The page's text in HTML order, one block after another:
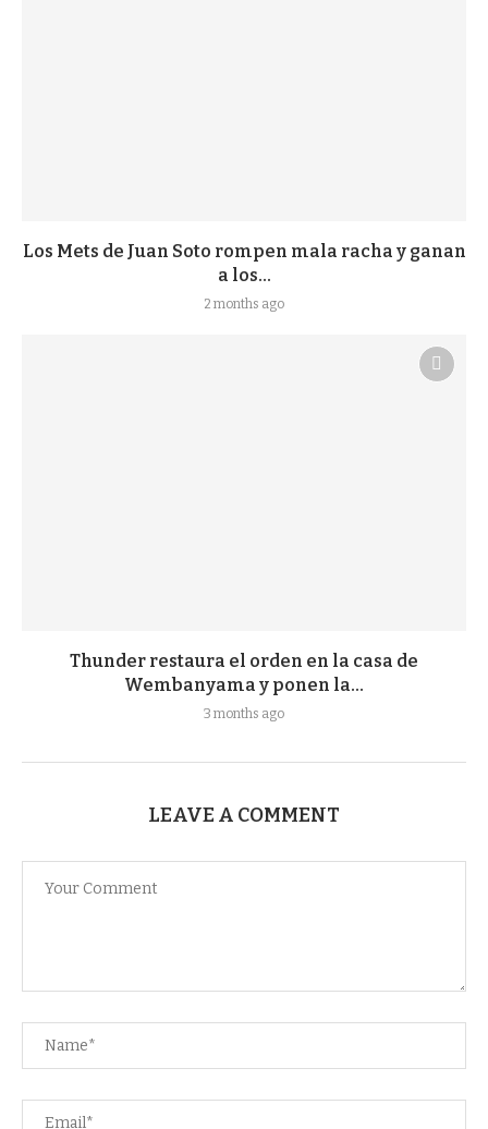
Los Mets de Juan Soto rompen mala racha y ganan
a los...
2 months ago
Thunder restaura el orden en la casa de
Wembanyama y ponen la...
3 months ago
LEAVE A COMMENT